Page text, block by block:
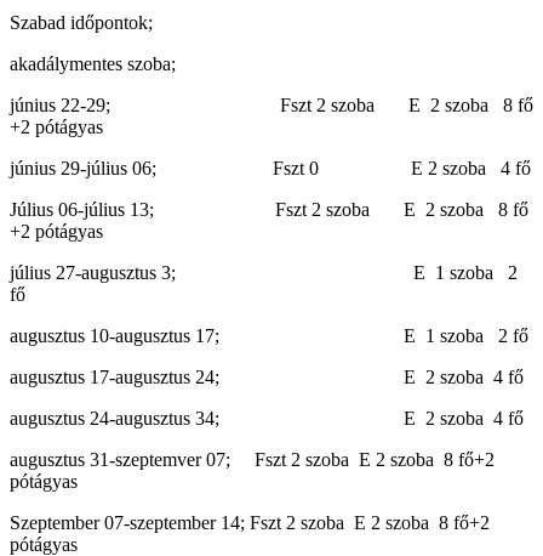
Szabad időpontok;
akadálymentes szoba;
június 22-29; Fszt 2 szoba E 2 szoba 8 fő
+2 pótágyas
június 29-július 06; Fszt 0 E 2 szoba 4 fő
Július 06-július 13; Fszt 2 szoba E 2 szoba 8 fő
+2 pótágyas
július 27-augusztus 3; E 1 szoba 2
fő
augusztus 10-augusztus 17; E 1 szoba 2 fő
augusztus 17-augusztus 24; E 2 szoba 4 fő
augusztus 24-augusztus 34; E 2 szoba 4 fő
augusztus 31-szeptemver 07; Fszt 2 szoba E 2 szoba 8 fő+2
pótágyas
Szeptember 07-szeptember 14; Fszt 2 szoba E 2 szoba 8 fő+2
pótágyas